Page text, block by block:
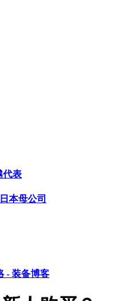
代表
本母公司
- 装备博客